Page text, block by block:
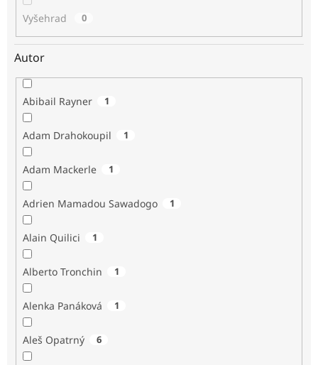
Vyšehrad 0
Autor
Abibail Rayner 1
Adam Drahokoupil 1
Adam Mackerle 1
Adrien Mamadou Sawadogo 1
Alain Quilici 1
Alberto Tronchin 1
Alenka Panáková 1
Aleš Opatrný 6